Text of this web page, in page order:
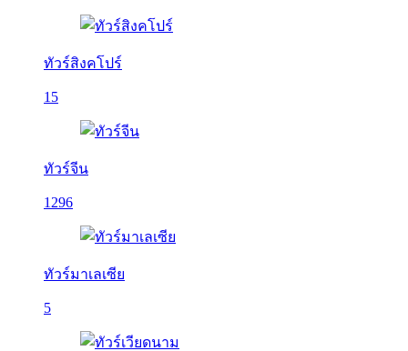
ทัวร์สิงคโปร์
15
ทัวร์จีน
1296
ทัวร์มาเลเซีย
5